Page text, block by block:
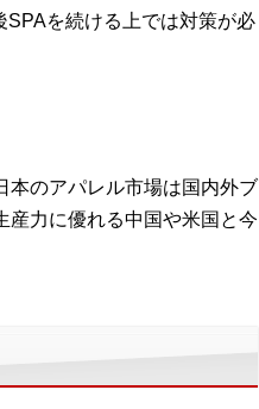
を続ける上では対策が必
本のアパレル市場は国内外ブ
産力に優れる中国や米国と今